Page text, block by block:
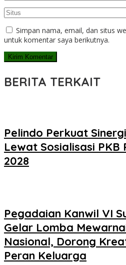
Simpan nama, email, dan situs
untuk komentar saya berikutnya.
BERITA TERKAIT
Pelindo Perkuat
Lewat Sosialisasi PKB
2028
Pegadaian Kanwil VI
Gelar Lomba
Nasional, Dorong
Peran Keluarga